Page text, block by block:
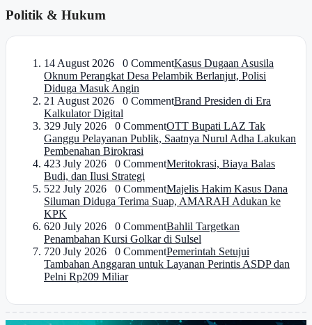
Politik & Hukum
14 August 2026 0 CommentKasus Dugaan Asusila
Oknum Perangkat Desa Pelambik Berlanjut, Polisi
Diduga Masuk Angin
21 August 2026 0 CommentBrand Presiden di Era
Kalkulator Digital
329 July 2026 0 CommentOTT Bupati LAZ Tak
Ganggu Pelayanan Publik, Saatnya Nurul Adha Lakukan
Pembenahan Birokrasi
423 July 2026 0 CommentMeritokrasi, Biaya Balas
Budi, dan Ilusi Strategi
522 July 2026 0 CommentMajelis Hakim Kasus Dana
Siluman Diduga Terima Suap, AMARAH Adukan ke
KPK
620 July 2026 0 CommentBahlil Targetkan
Penambahan Kursi Golkar di Sulsel
720 July 2026 0 CommentPemerintah Setujui
Tambahan Anggaran untuk Layanan Perintis ASDP dan
Pelni Rp209 Miliar